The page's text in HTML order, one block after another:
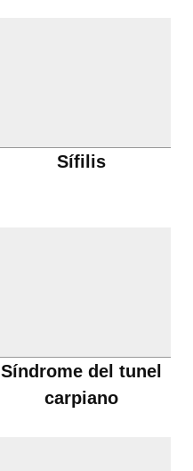
Sífilis
Síndrome del tunel
carpiano